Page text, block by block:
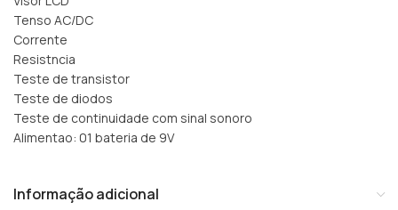
Tenso AC/DC
Corrente
Resistncia
Teste de transistor
Teste de diodos
Teste de continuidade com sinal sonoro
Alimentao: 01 bateria de 9V
Informação adicional